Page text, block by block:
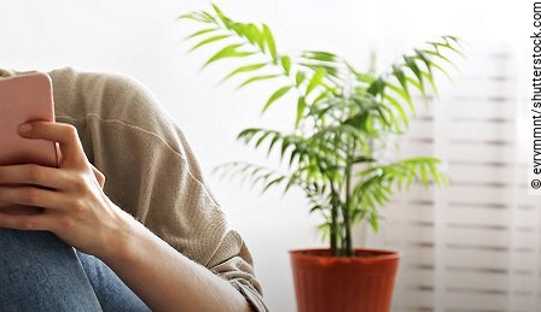
© evrymmnt/shutterstock.com